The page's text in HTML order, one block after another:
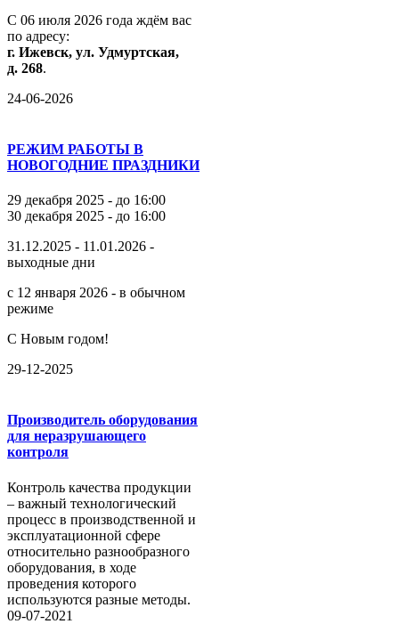
С 06 июля 2026 года ждём вас
по адресу:
г. Ижевск, ул. Удмуртская,
д. 268.
24-06-2026
РЕЖИМ РАБОТЫ В
НОВОГОДНИЕ ПРАЗДНИКИ
29 декабря 2025 - до 16:00
30 декабря 2025 - до 16:00
31.12.2025 - 11.01.2026 -
выходные дни
с 12 января 2026 - в обычном
режиме
С Новым годом!
29-12-2025
Производитель оборудования
для неразрушающего
контроля
Контроль качества продукции
– важный технологический
процесс в производственной и
эксплуатационной сфере
относительно разнообразного
оборудования, в ходе
проведения которого
используются разные методы.
09-07-2021